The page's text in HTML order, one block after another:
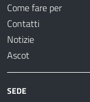
Come fare per
Contatti
Notizie
Ascot
SEDE